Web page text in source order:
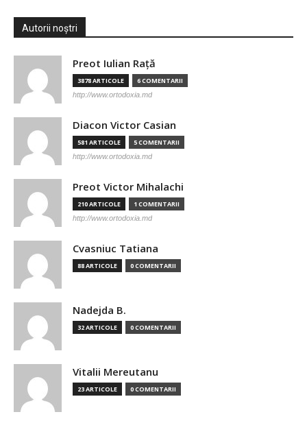
Autorii noștri
Preot Iulian Raţă
3878 ARTICOLE 6 COMENTARII
http://www.ortodoxia.md
Diacon Victor Casian
581 ARTICOLE 5 COMENTARII
http://www.ortodoxia.md
Preot Victor Mihalachi
210 ARTICOLE 1 COMENTARII
http://www.ortodoxia.md
Cvasniuc Tatiana
88 ARTICOLE 0 COMENTARII
Nadejda B.
32 ARTICOLE 0 COMENTARII
Vitalii Mereutanu
23 ARTICOLE 0 COMENTARII